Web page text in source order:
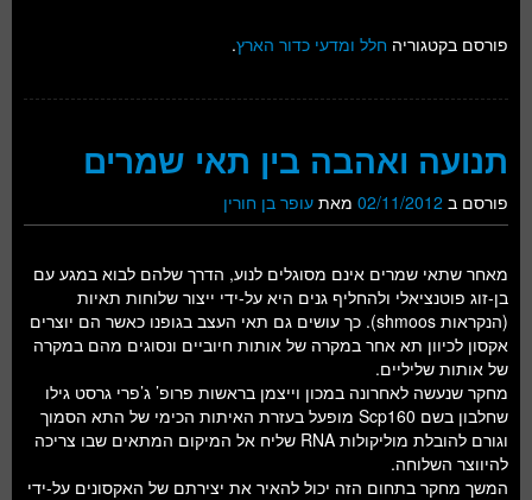
פורסם בקטגוריה חלל ומדעי כדור הארץ.
תנועה ואהבה בין תאי שמרים
פורסם ב 02/11/2012 מאת עופר בן חורין
מאחר שתאי שמרים אינם מסוגלים לנוע, הדרך שלהם לבוא במגע עם
בן-זוג פוטנציאלי ולהחליף גנים היא על-ידי ייצור שלוחות תאיות
(הנקראות shmoos). כך עושים גם תאי העצב בגופנו כאשר הם יוצרים
אקסון לכיוון תא אחר במקרה של אותות חיוביים ונסוגים מהם במקרה
של אותות שליליים.
מחקר שנעשה לאחרונה במכון וייצמן בראשות פרופ’ ג’פרי גרסט גילו
שחלבון בשם Scp160 מופעל בעזרת האיתות הכימי של התא הסמוך
וגורם להובלת מוליקולות RNA שליח אל המיקום המתאים שבו צריכה
להיווצר השלוחה.
המשך מחקר בתחום הזה יכול להאיר את יצירתם של האקסונים על-ידי